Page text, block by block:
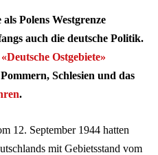
Polens Westgrenze
auch die deutsche Politik.
«Deutsche Ostgebiete»
Schlesien und das
.
12. September 1944 hatten
mit Gebietsstand vom